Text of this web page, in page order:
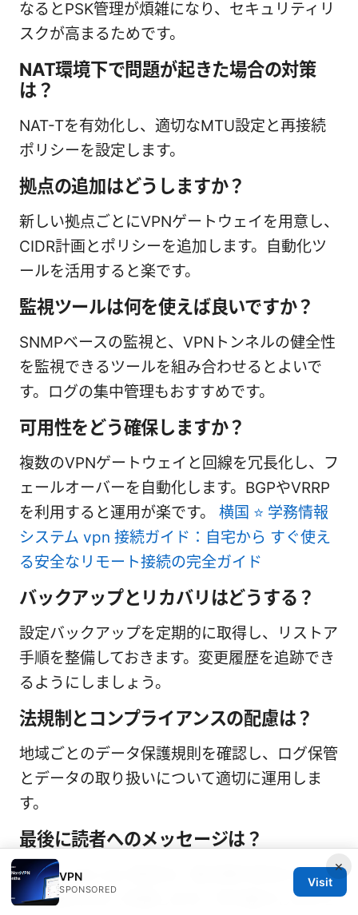
なるとPSK管理が煩雑になり、セキュリティリ
スクが高まるためです。
NAT環境下で問題が起きた場合の対策
は？
NAT-Tを有効化し、適切なMTU設定と再接続
ポリシーを設定します。
拠点の追加はどうしますか？
新しい拠点ごとにVPNゲートウェイを用意し、
CIDR計画とポリシーを追加します。自動化ツ
ールを活用すると楽です。
監視ツールは何を使えば良いですか？
SNMPベースの監視と、VPNトンネルの健全性
を監視できるツールを組み合わせるとよいで
す。ログの集中管理もおすすめです。
可用性をどう確保しますか？
複数のVPNゲートウェイと回線を冗長化し、フ
ェールオーバーを自動化します。BGPやVRRP
を利用すると運用が楽です。 横国 ⭐ 学務情報
システム vpn 接続ガイド：自宅から すぐ使え
る安全なリモート接続の完全ガイド
バックアップとリカバリはどうする？
設定バックアップを定期的に取得し、リストア
手順を整備しておきます。変更履歴を追跡でき
るようにしましょう。
法規制とコンプライアンスの配慮は？
地域ごとのデータ保護規則を確認し、ログ保管
とデータの取り扱いについて適切に運用しま
す。
最後に読者へのメッセージは？
Site to site vpn 設定は、拠点間の安全と業務
の連携を大きく改善します。手を動かしながら
×
VPN
SPONSORED
Visit